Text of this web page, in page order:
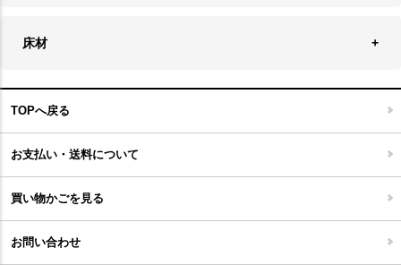
収納家具
ベッド・寝具
キッズインテリア
家具開梱設置便について
アウトドア雑貨
キッチンマット
床材
フローリングカーペット
フロアタイル
TOPへ戻る
お支払い・送料について
買い物かごを見る
お問い合わせ